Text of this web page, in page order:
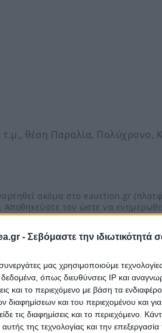
- Σεβόμαστε την ιδιωτικότητά
συνεργάτες μας χρησιμοποιούμε
όπως διευθύνσεις IP και
και το περιεχόμενο με βάση τα
διαφημίσεων και του περιεχομένου και
τις διαφημίσεις και το περιεχόμενο.
της τεχνολογίας και την
τ.μ., θέση Παραλία, Πολύχρονο,
ακόμα στο eauction.gr
Αποθηκεύστε τον ώστε να